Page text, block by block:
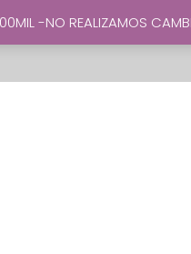
-NO REALIZAMOS